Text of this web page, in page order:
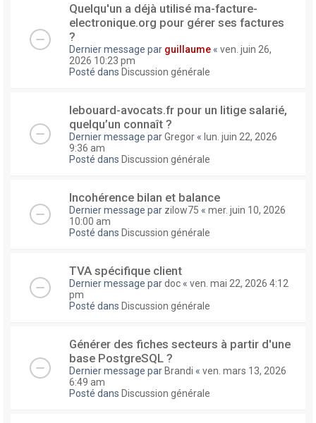
Quelqu'un a déjà utilisé ma-facture-
electronique.org pour gérer ses factures
?
Dernier message par guillaume « ven. juin 26,
2026 10:23 pm
Posté dans Discussion générale
lebouard-avocats.fr pour un litige salarié,
quelqu’un connaît ?
Dernier message parGregor « lun. juin 22, 2026
9:36 am
Posté dans Discussion générale
Incohérence bilan et balance
Dernier message par zilow75 « mer. juin 10, 2026
10:00 am
Posté dans Discussion générale
TVA spécifique client
Dernier message pardoc « ven. mai 22, 2026 4:12
pm
Posté dans Discussion générale
Générer des fiches secteurs à partir d'une
base PostgreSQL ?
Dernier message par Brandi « ven. mars 13, 2026
6:49 am
Posté dans Discussion générale